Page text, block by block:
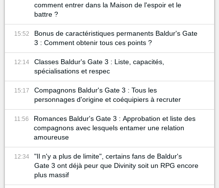
comment entrer dans la Maison de l'espoir et le
battre ?
15:52
Bonus de caractéristiques permanents Baldur's Gate
3 : Comment obtenir tous ces points ?
12:14
Classes Baldur's Gate 3 : Liste, capacités,
spécialisations et respec
15:17
Compagnons Baldur's Gate 3 : Tous les
personnages d'origine et coéquipiers à recruter
11:56
Romances Baldur's Gate 3 : Approbation et liste des
compagnons avec lesquels entamer une relation
amoureuse
12:34
"Il n'y a plus de limite", certains fans de Baldur's
Gate 3 ont déjà peur que Divinity soit un RPG encore
plus massif